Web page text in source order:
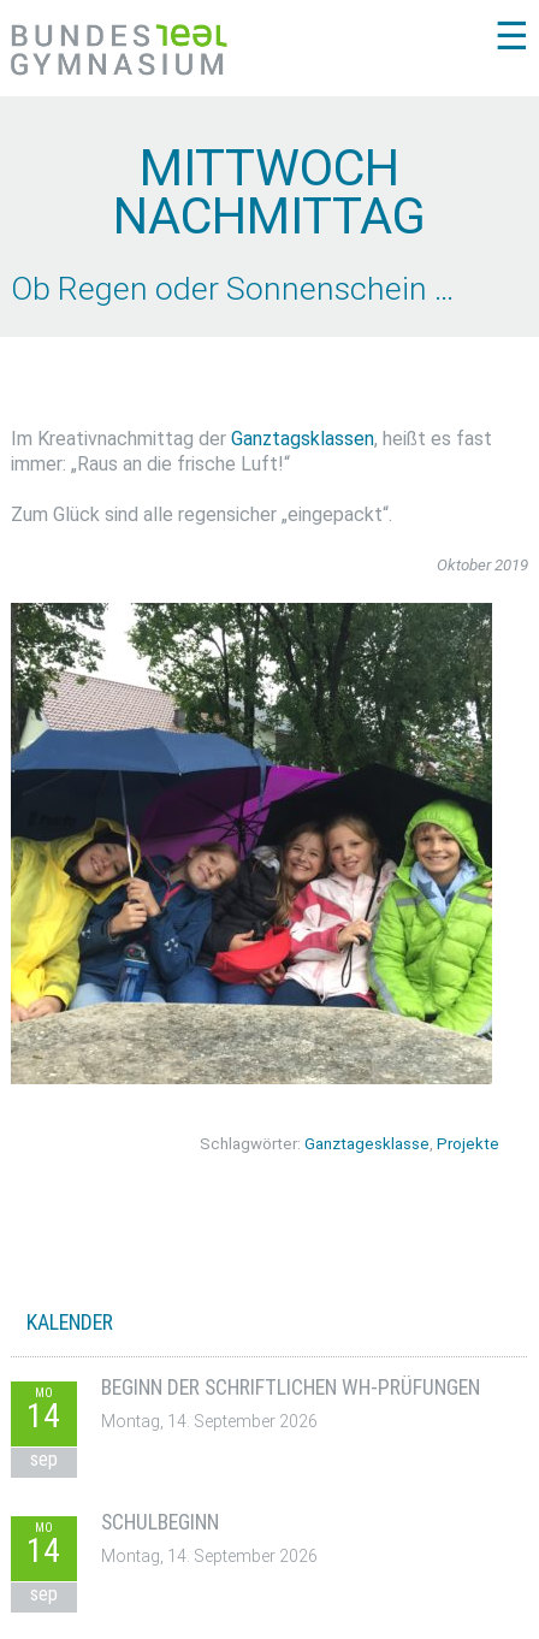
☰
MITTWOCH
NACHMITTAG
Ob Regen oder Sonnenschein …
Im Kreativnachmittag der Ganztagsklassen, heißt es fast
immer: „Raus an die frische Luft!“
Zum Glück sind alle regensicher „eingepackt“.
Oktober 2019
Schlagwörter:Ganztagesklasse ,Projekte
KALENDER
MO
14
sep
BEGINN DER SCHRIFTLICHEN WH-PRÜFUNGEN
Montag, 14. September 2026
MO
14
sep
SCHULBEGINN
Montag, 14. September 2026